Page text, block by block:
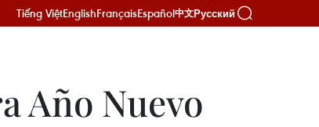
Tiếng ViệtEnglishFrançaisEspañol中文Русский
Año Nuevo